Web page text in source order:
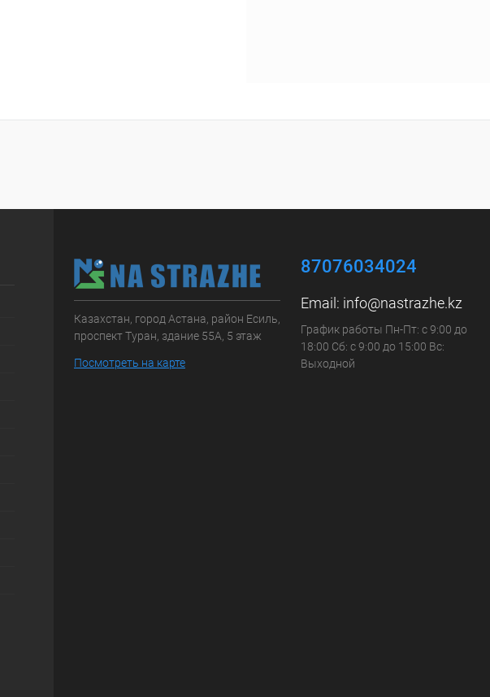
Казахстан, город Астана, район Есиль,
проспект Туран, здание 55А, 5 этаж
Посмотреть на карте
87076034024
Email: info@nastrazhe.kz
График работы Пн-Пт: с 9:00 до
18:00 Сб: с 9:00 до 15:00 Вс:
Выходной